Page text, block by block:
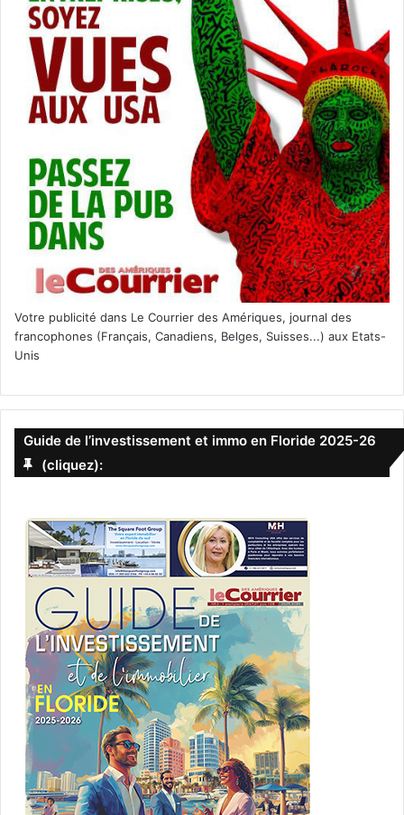
Votre publicité dans Le Courrier des Amériques, journal des
francophones (Français, Canadiens, Belges, Suisses...) aux Etats-
Unis
Guide de l’investissement et immo en Floride 2025-26
(cliquez):